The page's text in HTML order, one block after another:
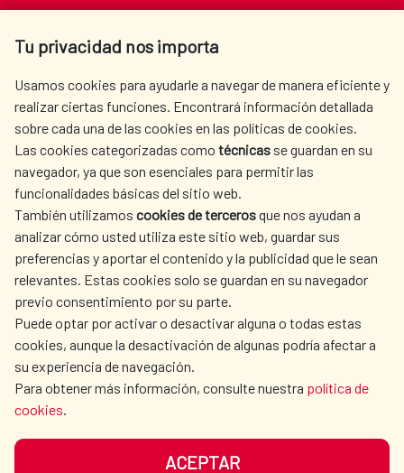
Tu privacidad nos importa
Usamos cookies para ayudarle a navegar de manera eficiente y
realizar ciertas funciones. Encontrará información detallada
sobre cada una de las cookies en las políticas de cookies.
Las cookies categorizadas como técnicas se guardan en su
navegador, ya que son esenciales para permitir las
funcionalidades básicas del sitio web.
También utilizamos cookies de tercerosque nos ayudan a
analizar cómo usted utiliza este sitio web, guardar sus
preferencias y aportar el contenido y la publicidad que le sean
relevantes. Estas cookies solo se guardan en su navegador
previo consentimiento por su parte.
Puede optar por activar o desactivar alguna o todas estas
cookies, aunque la desactivación de algunas podría afectar a
su experiencia de navegación.
Para obtener más información, consulte nuestra política de
cookies.
ACEPTAR
Tel. +34 900 20 30 54​​​​​​​
AECID
WHERE DO WE COOPERATE?
SPANISH HUMANITARIAN
ACTION
PRESS ROOM
CULTURE AND SCIENCE LIBRARY
OUR SOCIAL MEDIA
DATA PROTECTION